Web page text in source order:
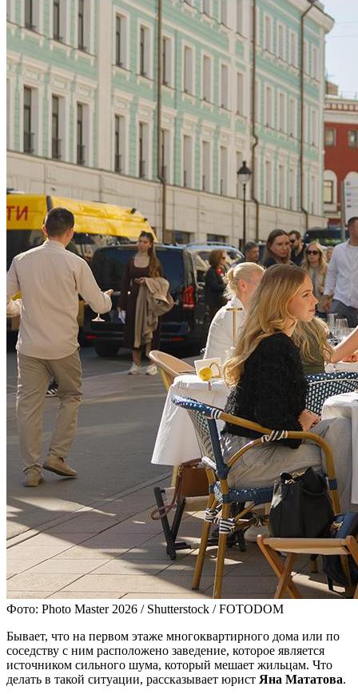
Фото: Photo Master 2026 / Shutterstock / FOTODOM
Бывает, что на первом этаже многоквартирного дома или по
соседству с ним расположено заведение, которое является
источником сильного шума, который мешает жильцам. Что
делать в такой ситуации, рассказывает юрист Яна Мататова.